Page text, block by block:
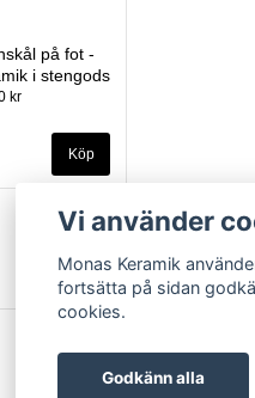
på fot -
i stengods
kr
Vi använder
Monas Keramik
fortsätta på sidan
cookies.
Godkänn alla